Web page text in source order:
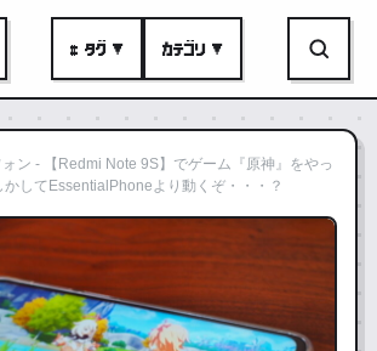
# タグ ▼ カテゴリ ▼
ン -
【Redmi Note 9S】でゲーム『原神』をやっ
かしてEssentialPhoneより動くぞ・・・？